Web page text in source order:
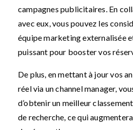
campagnes publicitaires. En
avec eux, vous pouvez les
équipe marketing externalisée
puissant pour booster vos
De plus, en mettant à jour vos
réel via un channel manager,
d’obtenir un meilleur
de recherche, ce qui